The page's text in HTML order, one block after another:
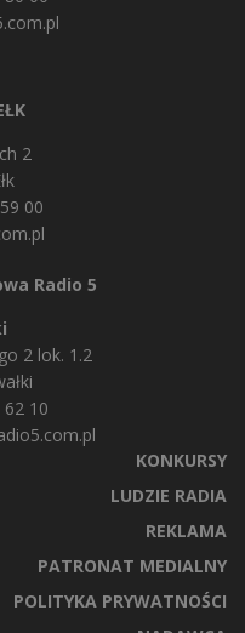
2
00
Radio 5
2 lok. 1.2
10
KONKURSY
LUDZIE RADIA
REKLAMA
PATRONAT MEDIALNY
POLITYKA PRYWATNOŚCI